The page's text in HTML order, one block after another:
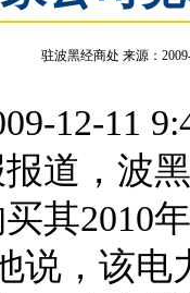
驻波黑经商处 来源：
12-11
，波黑
其2010
说，该